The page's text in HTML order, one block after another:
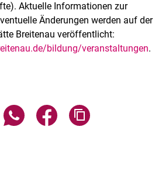
Aktuelle Informationen zur
Änderungen werden auf der
Breitenau veröffentlicht:
bildung/veranstaltungen.
über E-Mail teilen
Seite über WhatsApp teilen
Seite über Facebook